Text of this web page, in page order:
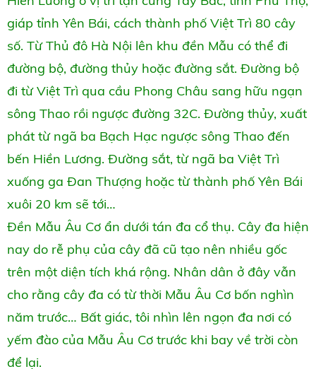
giáp tỉnh Yên Bái, cách thành phố Việt Trì 80 cây
số. Từ Thủ đô Hà Nội lên khu đền Mẫu có thể đi
đường bộ, đường thủy hoặc đường sắt. Đường bộ
đi từ Việt Trì qua cầu Phong Châu sang hữu ngạn
sông Thao rồi ngược đường 32C. Đường thủy, xuất
phát từ ngã ba Bạch Hạc ngược sông Thao đến
bến Hiền Lương. Đường sắt, từ ngã ba Việt Trì
xuống ga Đan Thượng hoặc từ thành phố Yên Bái
xuôi 20 km sẽ tới…
Đền Mẫu Âu Cơ ẩn dưới tán đa cổ thụ. Cây đa hiện
nay do rễ phụ của cây đã cũ tạo nên nhiều gốc
trên một diện tích khá rộng. Nhân dân ở đây vẫn
cho rằng cây đa có từ thời Mẫu Âu Cơ bốn nghìn
năm trước… Bất giác, tôi nhìn lên ngọn đa nơi có
yếm đào của Mẫu Âu Cơ trước khi bay về trời còn
để lại.